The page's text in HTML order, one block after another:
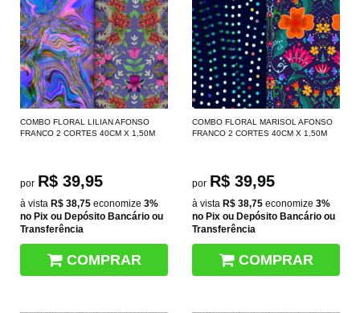
COMBO FLORAL LILIAN AFONSO
FRANCO 2 CORTES 40CM X 1,50M
por R$ 39,95
à vista R$ 38,75 economize 3%
no Pix ou Depósito Bancário ou
Transferência
COMPRAR
COMBO FLORAL MARISOL AFONSO
FRANCO 2 CORTES 40CM X 1,50M
por R$ 39,95
à vista R$ 38,75 economize 3%
no Pix ou Depósito Bancário ou
Transferência
COMPRAR